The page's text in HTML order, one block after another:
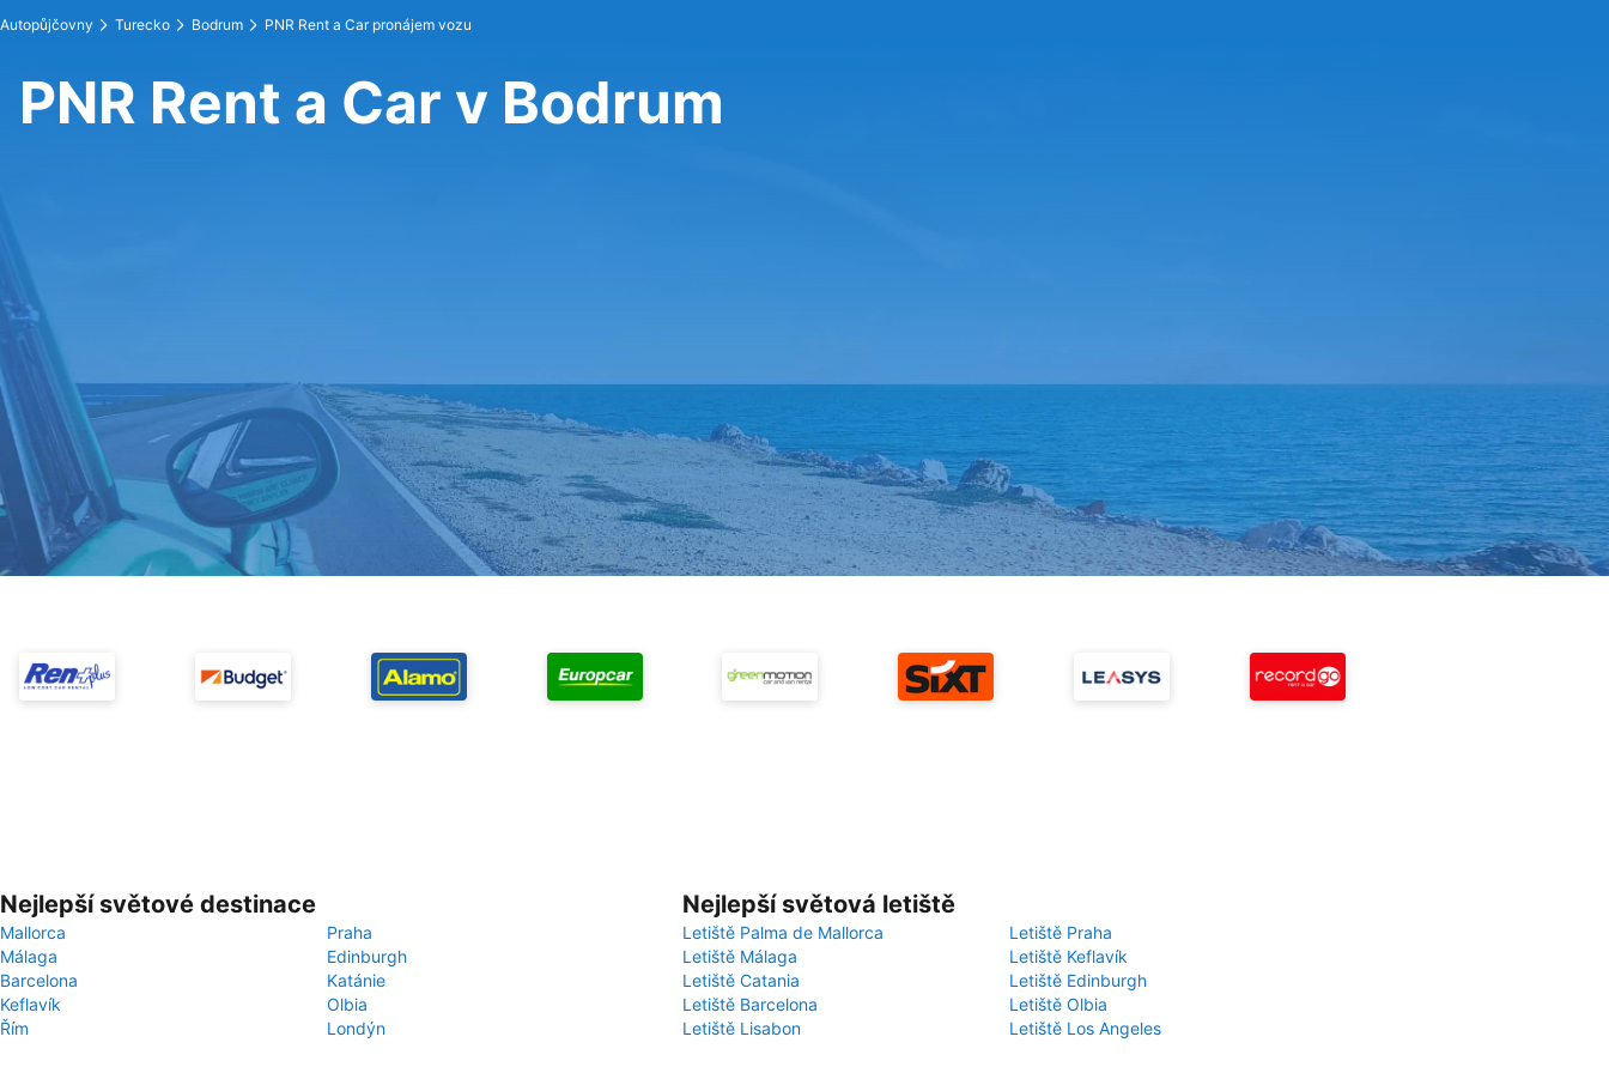
Autopůjčovny Turecko Bodrum PNR Rent a Car pronájem vozu
PNR Rent a Car v Bodrum
Nejlepší světové destinace
Mallorca
Praha
Málaga
Edinburgh
Barcelona
Katánie
Keflavík
Olbia
Řím
Londýn
Nejlepší světová letiště
Letiště Palma de Mallorca
Letiště Praha
Letiště Málaga
Letiště Keflavík
Letiště Catania
Letiště Edinburgh
Letiště Barcelona
Letiště Olbia
Letiště Lisabon
Letiště Los Angeles